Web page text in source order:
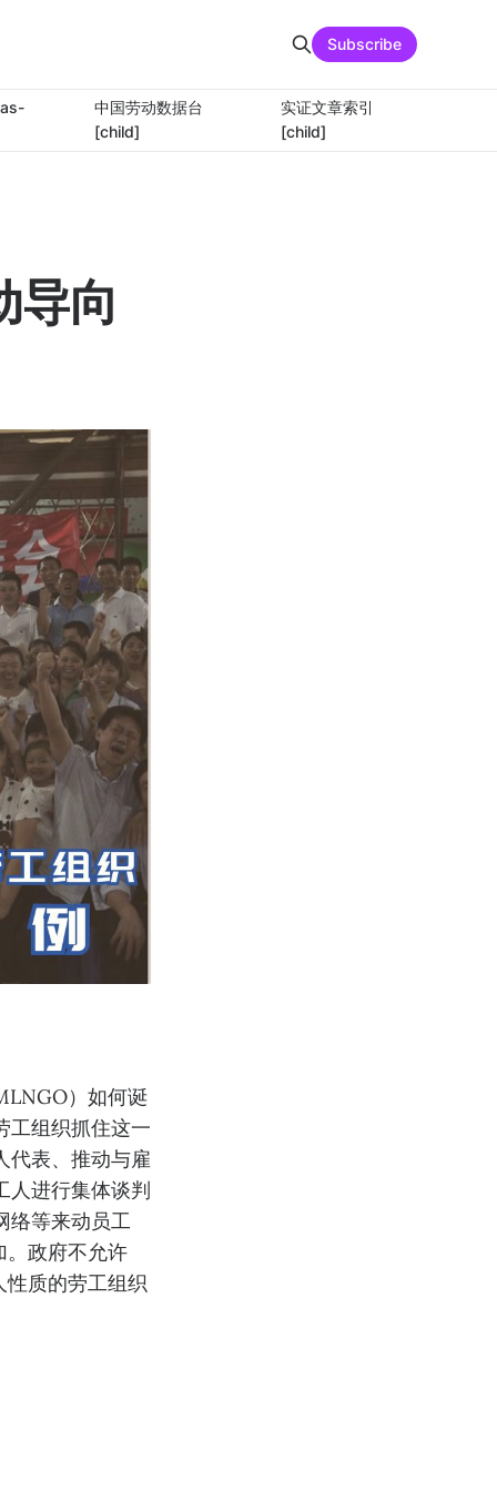
中国劳动数据台
[child]
实证文章索引
[child]
Subscribe
导向
）如何诞
工组织抓住这一
代表、推动与雇
人进行集体谈判
络等来动员工
。政府不允许
质的劳工组织